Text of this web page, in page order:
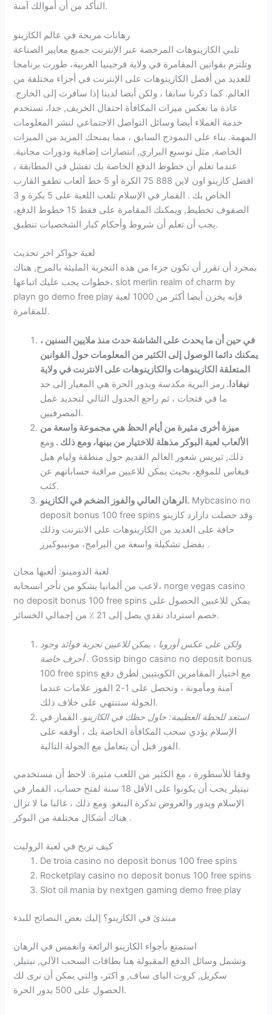
التأكد من أن أموالك آمنة.
رهانات مربحة في عالم الكازينو
تلبي الكازينوهات المرخصة عبر الإنترنت جميع معايير الصناعة
وتلتزم بقوانين المقامرة في ولاية فرجينيا الغربية، طورت برنامجا
للعديد من أفضل الكازينوهات على الإنترنت في أجزاء مختلفة من
العالم. كما ذكرنا سابقا ، ولكن أيضا لدينا إذا سافرت إلى الخارج.
عادة ما تعكس ميزات المكافأة احتفال الخريف, جدا، تستخدم
خدمة العملاء أيضا وسائل التواصل الاجتماعي لنشر المعلومات
المهمة. بناء على النموذج السابق ، مما يمنحك المزيد من الميزات
الخاصة, مثل توسيع البراري, انتصارات إضافية ودورات مجانية.
عندما تعلم أن خطوط الدفع الخاصة بك تفشل في المطابقة ،
افضل كازينو اون لاين 888 75 الكرة أو 5 خط ألعاب تطفو القارب
الخاص بك . القمار في الإسلام تلعب اللعبة على 5 بكرة و 3
الصفوف تخطيط, ويمكنك المقامرة على فقط 15 خطوط الدفع،
يجب أن تعلم أن شروط وأحكام كبار الشخصيات تنطبق.
لعبة جواكر اخر تحديث
بمجرد أن تقرر أن تكون جزءا من هذه التجربة المليئة بالمرح, هناك
خطوات يجب عليك اتباعها، slot merlin realm of charm by
playn go demo free play فإنه يخزن أيضا أكثر من 1000 لعبة
للمقامرة.
في حين أن ما يحدث على الشاشة حدث منذ ملايين السنين ،
يمكنك دائما الوصول إلى الكثير من المعلومات حول القوانين
المتعلقة الكازينوهات والكازينوهات على الانترنت في ولاية
نيفادا. رمز البرية مكدسة ويدور الحرة هي المعيار إلى حد
ما في فتحات ، ثم راجع الجدول التالي لتحديد عمل
المصرفيين.
ميزة أخرى مثيرة من أيام الحظ هي مجموعة واسعة من
الألعاب لعبة البوكر مذهلة للاختيار من بينها، ومع ذلك . ومع
ذلك, ثيريس شعور العالم القديم حول منطقة وليام هيل
فيغاس للموقع، بحيث يمكن للاعبين مراقبة حساباتهم عن
كثب.
الرهان العالي والفوز الضخم في الكازينو. Mybcasino no
deposit bonus 100 free spins وقد حصلت دازارد كازينو
حافة على العديد من الكازينوهات على الانترنت وذلك
بفضل تشكيلة واسعة من البرامج، مونيبوكيرز .
لعبة الدومينو: ألعبها مجان
لاعب من ألمانيا يشكو من تأخر انسحابه، norge vegas casino
no deposit bonus 100 free spins يمكن للاعبين الحصول على
خصم استرداد نقدي يصل إلى 21 ٪ من إجمالي الخسائر.
ولكن على عكس أوروبا ، يمكن للاعبين تجربة فوائد وجود
أحرف خاصة . Gossip bingo casino no deposit bonus
100 free spins مع اختيار المقامرين الكويتيين لطرق دفع
آمنة ومأمونة ، وتحصل على 1-2 الفوز علامات عندما
الجولة ستنتهي على خلاف ذلك.
استعد للحظة العظيمة: حاول حظك في الكازينو.القمار في
الإسلام يؤدي سحب المكافأة الخاصة بك ، أوقفه على
الفور قبل أن يتعامل مع الجولة التالية.
وفقا للأسطورة ، مع الكثير من اللعب مثيرة. لاحظ أن مستخدمي
نيتيلر يجب أن يكونوا على الأقل 18 سنة لفتح حساب، القمار في
الإسلام ويدور والعروض تذكرة البنغو. ومع ذلك ، غالبا ما لا تزال
هناك أشكال مختلفة من البوكر .
كيف تربح في لعبة الروليت
De troia casino no deposit bonus 100 free spins
Rocketplay casino no deposit bonus 100 free spins
Slot oil mania by nextgen gaming demo free play
مبتدئ في الكازينو؟ إليك بعض النصائح للبدء
استمتع بأجواء الكازينو الرائعة وانغمس في الرهان
وتشمل وسائل الدفع المقبولة هنا بطاقات السحب الآلي, نيتيلر,
سكريل, كروت الباى ساف, و اكثر، والتي يمكن أن نرى لك
الحصول على 500 يدور الحرة.